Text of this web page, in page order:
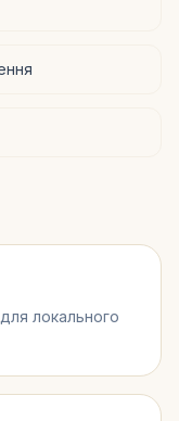
локального